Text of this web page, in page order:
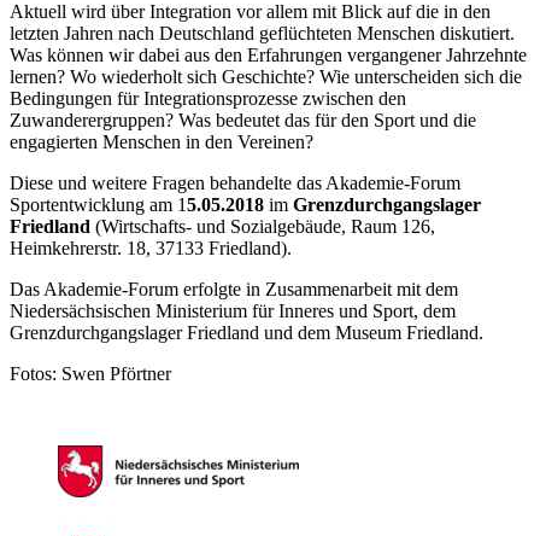
Aktuell wird über Integration vor allem mit Blick auf die in den
letzten Jahren nach Deutschland geflüchteten Menschen diskutiert.
Was können wir dabei aus den Erfahrungen vergangener Jahrzehnte
lernen? Wo wiederholt sich Geschichte? Wie unterscheiden sich die
Bedingungen für Integrationsprozesse zwischen den
Zuwanderergruppen? Was bedeutet das für den Sport und die
engagierten Menschen in den Vereinen?
Diese und weitere Fragen behandelte das Akademie-Forum
Sportentwicklung am 15.05.2018 im Grenzdurchgangslager
Friedland (Wirtschafts- und Sozialgebäude, Raum 126,
Heimkehrerstr. 18, 37133 Friedland).
Das Akademie-Forum erfolgte in Zusammenarbeit mit dem
Niedersächsischen Ministerium für Inneres und Sport, dem
Grenzdurchgangslager Friedland und dem Museum Friedland.
Fotos: Swen Pförtner